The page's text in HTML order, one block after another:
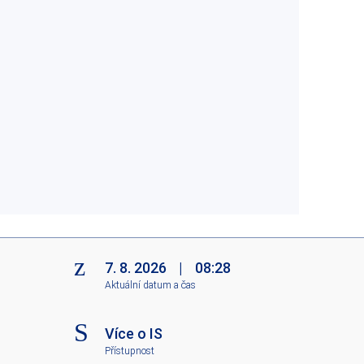
7. 8. 2026 | 08:28
Aktuální datum a čas
Více o IS
Přístupnost